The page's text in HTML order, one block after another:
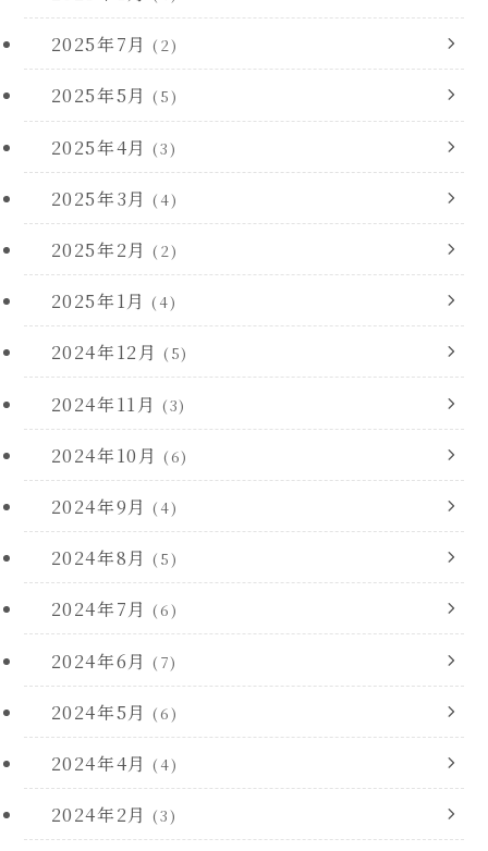
2025年7月 (2)
2025年5月 (5)
2025年4月 (3)
2025年3月 (4)
2025年2月 (2)
2025年1月 (4)
2024年12月 (5)
2024年11月 (3)
2024年10月 (6)
2024年9月 (4)
2024年8月 (5)
2024年7月 (6)
2024年6月 (7)
2024年5月 (6)
2024年4月 (4)
2024年2月 (3)